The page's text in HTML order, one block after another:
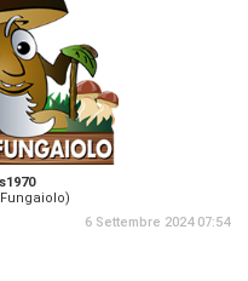
6 Settembre 2024 07:54